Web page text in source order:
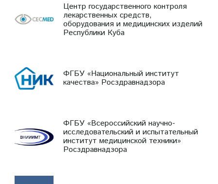
Центр государственного контроля
лекарственных средств,
оборудования и медицинских изделий
Республики Куба
ФГБУ «Национальный институт
качества» Росздравнадзора
ФГБУ «Всероссийский научно-
исследовательский и испытательный
институт медицинской техники»
Росздравнадзора